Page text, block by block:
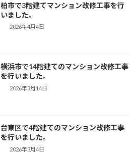
柏市で3階建てマンション改修工事を行
いました。
2026年4月4日
横浜市で14階建てのマンション改修工事
を行いました。
2026年3月14日
台東区で4階建てのマンション改修工事
を行いました。
2026年3月4日